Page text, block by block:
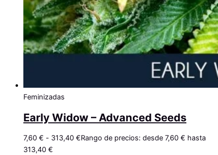
Feminizadas
Early Widow – Advanced Seeds
7,60 € - 313,40 €Rango de precios: desde 7,60 € hasta
313,40 €